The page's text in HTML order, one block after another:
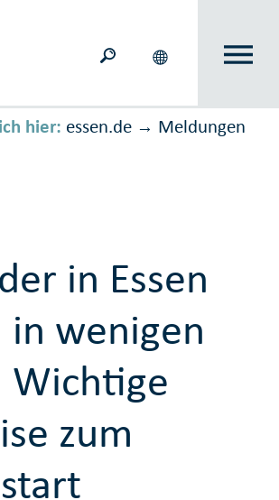
hier: essen.de → Meldungen
in Essen
wenigen
Wichtige
zum